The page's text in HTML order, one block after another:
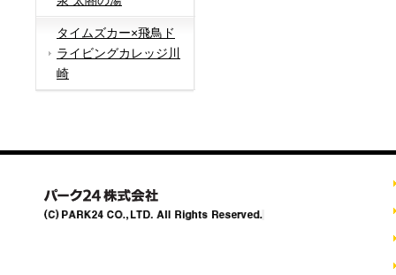
タイムズカー×飛鳥ド
ライビングカレッジ川
崎